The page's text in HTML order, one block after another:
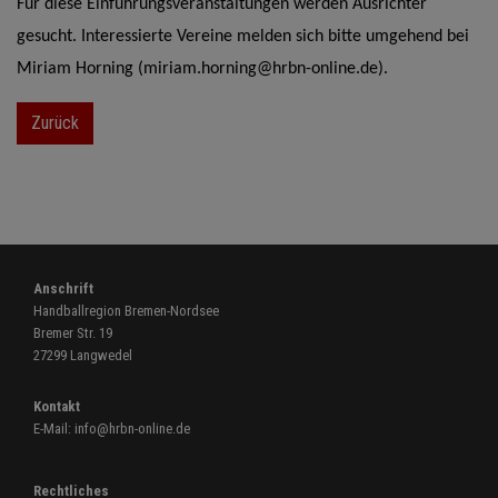
Zurück
Für diese Einführungsveranstaltungen werden Ausrichter
gesucht. Interessierte Vereine melden sich bitte umgehend bei
Miriam Horning (miriam.horning@hrbn-online.de).
Anschrift
Handballregion Bremen-Nordsee
Bremer Str. 19
27299 Langwedel
Kontakt
E-Mail: info@hrbn-online.de
Rechtliches